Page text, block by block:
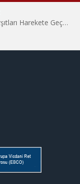
Hiroşima’nın 81. Yılında İtalyan Savaş Karşıtları Harekete Geçti: “Hatırlamak yeterli değil”